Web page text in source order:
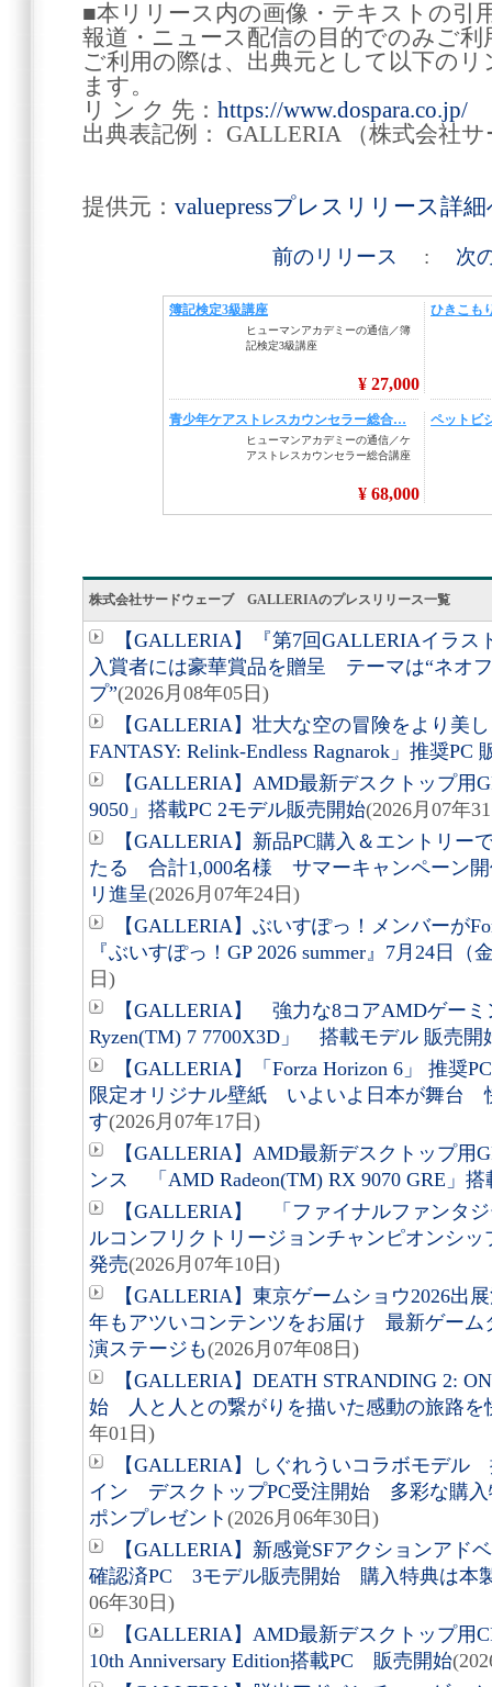
■本リリース内の画像・テキストの引
報道・ニュース配信の目的でのみご
ご利用の際は、出典元として以下の
ます。
リ ン ク 先： https://www.dospara.co.jp/
出典表記例： GALLERIA （株式会社
提供元： valuepressプレスリリース詳
前のリリース : 次
株式会社サードウェーブ GALLERIAのプレスリリース一覧
【GALLERIA】『第7回GALLERIAイラ
入賞者には豪華賞品を贈呈 テーマは“ネオ
プ”(2026月08年05日)
【GALLERIA】壮大な空の冒険をより美
FANTASY: Relink-Endless Ragnarok」推奨PC
【GALLERIA】AMD最新デスクトップ
9050」搭載PC 2モデル販売開始(2026月07年
【GALLERIA】新品PC購入＆エントリー
たる 合計1,000名様 サマーキャンペーン
リ進呈(2026月07年24日)
【GALLERIA】ぶいすぽっ！メンバーが
『ぶいすぽっ！GP 2026 summer』7月24日（
日)
【GALLERIA】 強力な8コアAMDゲー
Ryzen(TM) 7 7700X3D」 搭載モデル 販売開
【GALLERIA】「Forza Horizon 6」 推
限定オリジナル壁紙 いよいよ日本が舞台
す(2026月07年17日)
【GALLERIA】AMD最新デスクトップ用
ンス 「AMD Radeon(TM) RX 9070 GRE」搭
【GALLERIA】 「ファイナルファンタ
ルコンフリクトリージョンチャンピオンシッ
発売(2026月07年10日)
【GALLERIA】東京ゲームショウ2026
年もアツいコンテンツをお届け 最新ゲーム
演ステージも(2026月07年08日)
【GALLERIA】DEATH STRANDING 2:
始 人と人との繋がりを描いた感動の旅路を
年01日)
【GALLERIA】しぐれういコラボモデル
イン デスクトップPC受注開始 多彩な購入
ポンプレゼント (2026月06年30日)
【GALLERIA】新感覚SFアクションアド
確認済PC 3モデル販売開始 購入特典は本
06年30日)
【GALLERIA】AMD最新デスクトップ用
10th Anniversary Edition搭載PC 販売開始